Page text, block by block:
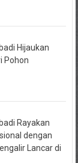
Hijaukan
Pohon
Rayakan
dengan
Lancar di